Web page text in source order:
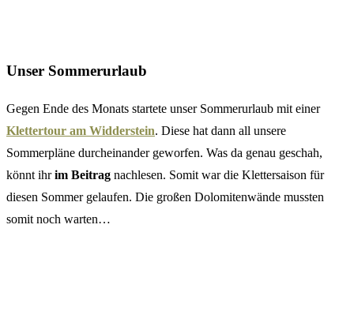
Unser Sommerurlaub
Gegen Ende des Monats startete unser Sommerurlaub mit einer
Klettertour am Widderstein. Diese hat dann all unsere
Sommerpläne durcheinander geworfen. Was da genau geschah,
könnt ihrim Beitrag nachlesen. Somit war die Klettersaison für
diesen Sommer gelaufen. Die großen Dolomitenwände mussten
somit noch warten…